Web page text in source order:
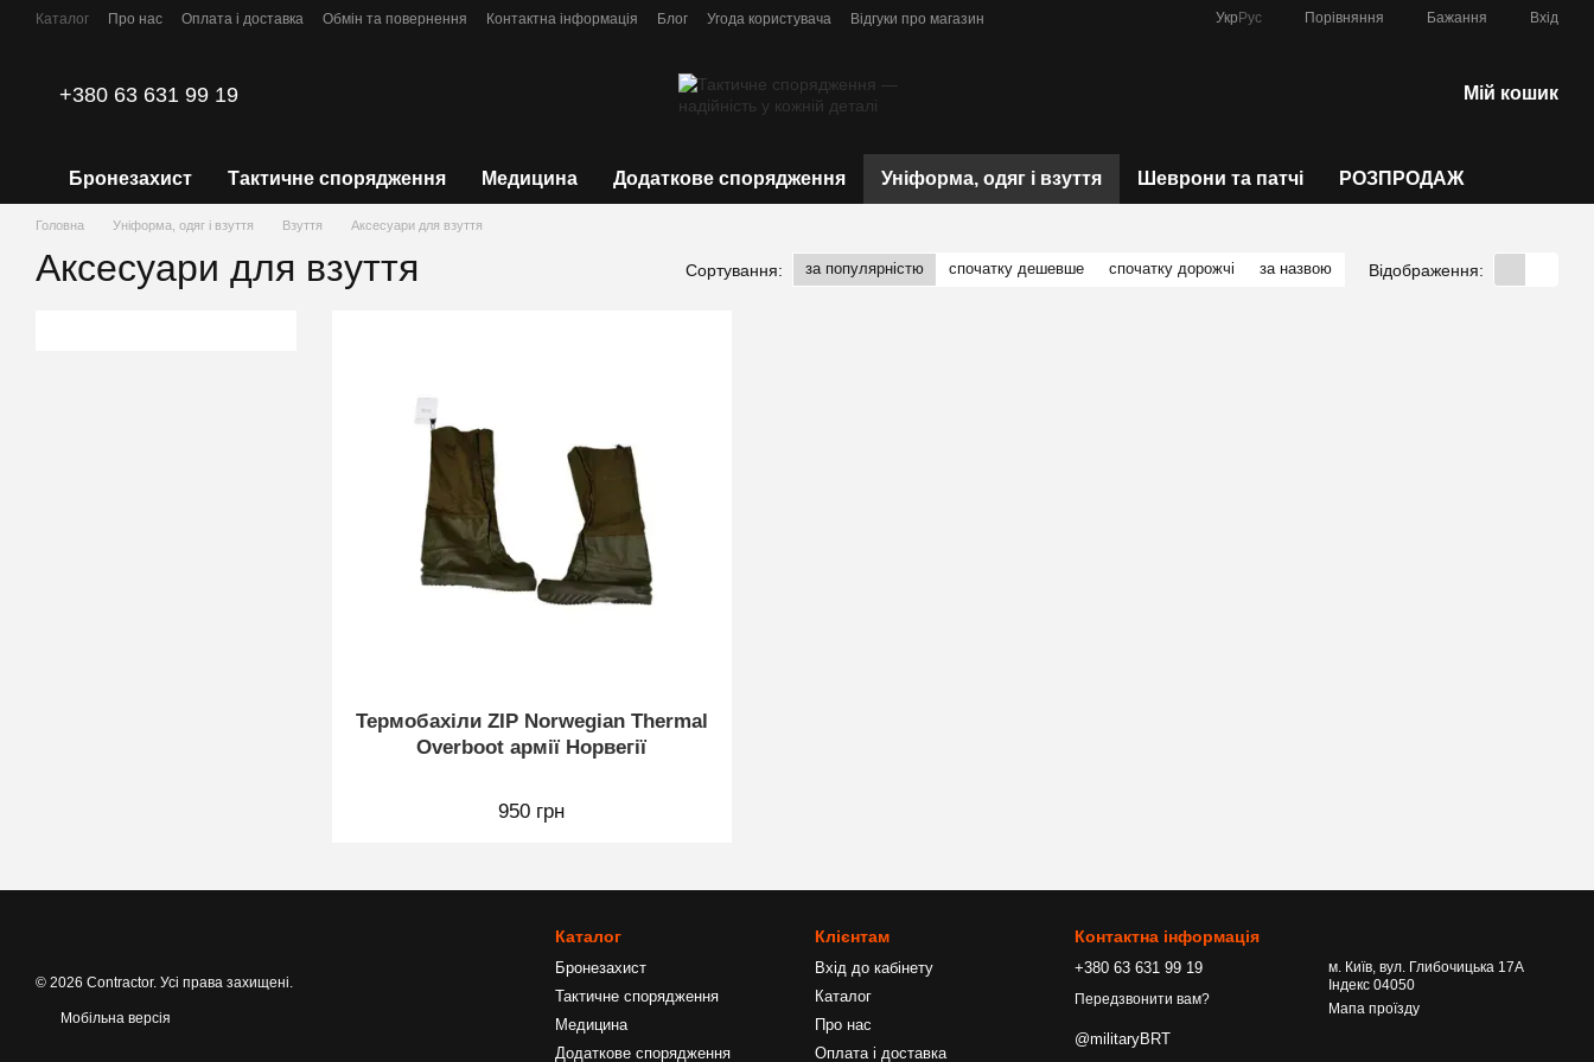
Перейти до основного контенту
Каталог Про нас Оплата і доставка Обмін та повернення Контактна інформація Блог Угода користувача
Відгуки про магазин
Укр Рус Порівняння Бажання Вхід
+380 63 631 99 19 Мій кошик
Бронезахист Тактичне спорядження Медицина Додаткове спорядження Уніформа, одяг і взуття Шеврони та патчі РОЗПРОДАЖ
Головна Уніформа, одяг і взуття Взуття Аксесуари для взуття
Аксесуари для взуття Сортування: за популярністю спочатку дешевше спочатку дорожчі за назвою Відображення:
Термобахіли ZIP Norwegian Thermal
Overboot армії Норвегії
950 грн
© 2026 Contractor. Усі права захищені.
Мобільна версія
Каталог
Бронезахист
Тактичне спорядження
Медицина
Додаткове спорядження
Клієнтам
Вхід до кабінету
Каталог
Про нас
Оплата і доставка
Контактна інформація
+380 63 631 99 19
Передзвонити вам?
@militaryBRT
м. Київ, вул. Глибочицька 17А
Індекс 04050
Мапа проїзду